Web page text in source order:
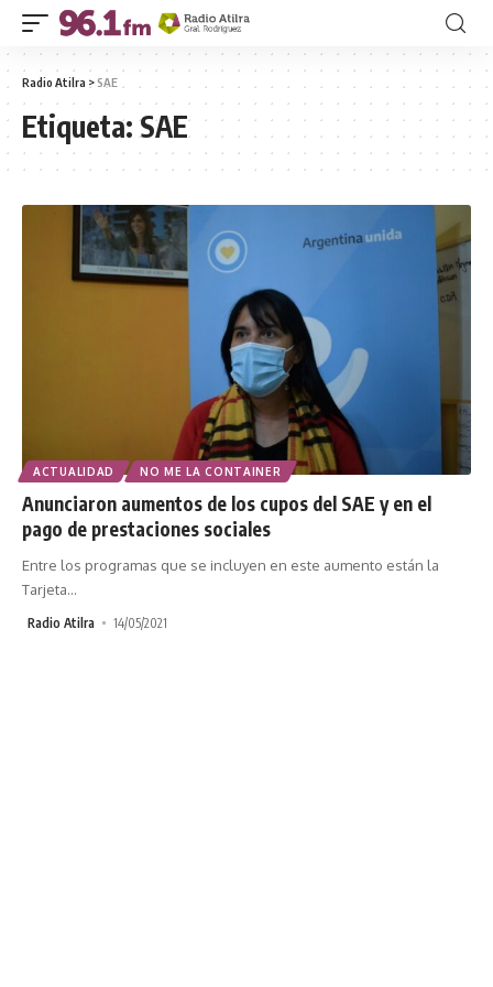
Radio Atilra >SAE
Etiqueta:SAE
ACTUALIDAD NO ME LA CONTAINER
Anunciaron aumentos de los cupos del SAE y en el
pago de prestaciones sociales
Entre los programas que se incluyen en este aumento están la
Tarjeta…
Radio Atilra 14/05/2021